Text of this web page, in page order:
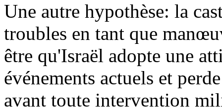
Une autre hypothèse: la
troubles en tant que man
être qu'Israël adopte une
événements actuels et
avant toute intervention